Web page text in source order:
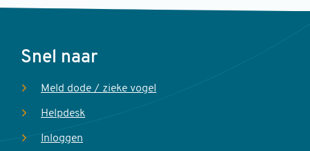
Voet
Snel naar
Meld dode / zieke vogel
Helpdesk
Inloggen